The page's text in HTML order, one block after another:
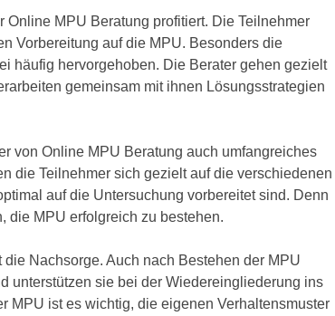
MPU Beratung profitiert. Die Teilnehmer
Vorbereitung auf die MPU. Besonders die
häufig hervorgehoben. Die Berater gehen gezielt
gemeinsam mit ihnen Lösungsstrategien
von Online MPU Beratung auch umfangreiches
die Teilnehmer sich gezielt auf die verschiedenen
auf die Untersuchung vorbereitet sind. Denn
die MPU erfolgreich zu bestehen.
Nachsorge. Auch nach Bestehen der MPU
unterstützen sie bei der Wiedereingliederung ins
MPU ist es wichtig, die eigenen Verhaltensmuster